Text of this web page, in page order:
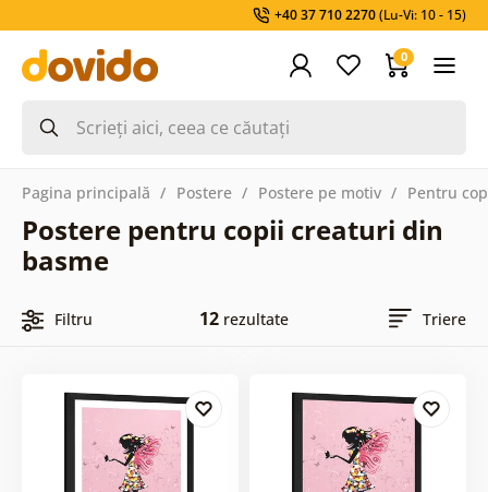
+40 37 710 2270(Lu-Vi: 10 - 15)
0
Pagina principală Postere Postere pe motiv Pentru
Postere pentru copii creaturi din
basme
Filtru 12 rezultate Triere